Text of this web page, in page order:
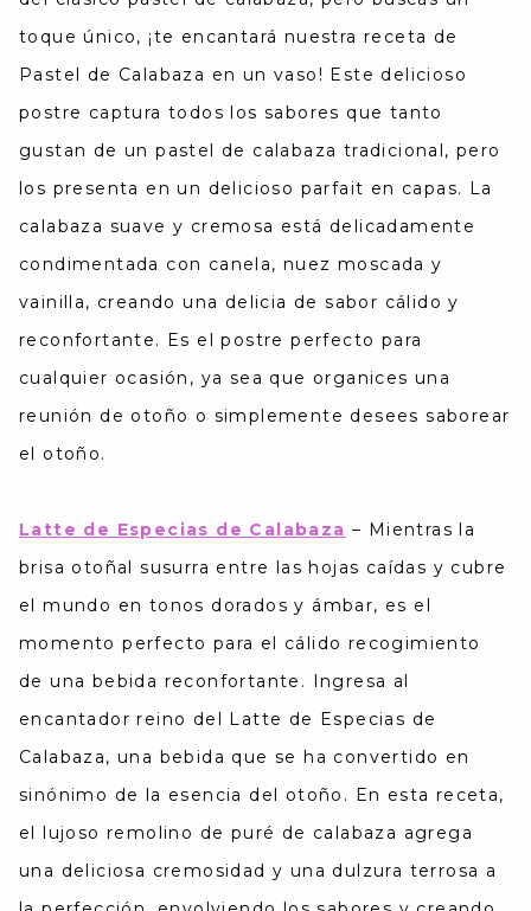
toque único, ¡te encantará nuestra receta de
Pastel de Calabaza en un vaso! Este delicioso
postre captura todos los sabores que tanto
gustan de un pastel de calabaza tradicional, pero
los presenta en un delicioso parfait en capas. La
calabaza suave y cremosa está delicadamente
condimentada con canela, nuez moscada y
vainilla, creando una delicia de sabor cálido y
reconfortante. Es el postre perfecto para
cualquier ocasión, ya sea que organices una
reunión de otoño o simplemente desees saborear
el otoño.
Latte de Especias de Calabaza – Mientras la
brisa otoñal susurra entre las hojas caídas y cubre
el mundo en tonos dorados y ámbar, es el
momento perfecto para el cálido recogimiento
de una bebida reconfortante. Ingresa al
encantador reino del Latte de Especias de
Calabaza, una bebida que se ha convertido en
sinónimo de la esencia del otoño. En esta receta,
el lujoso remolino de puré de calabaza agrega
una deliciosa cremosidad y una dulzura terrosa a